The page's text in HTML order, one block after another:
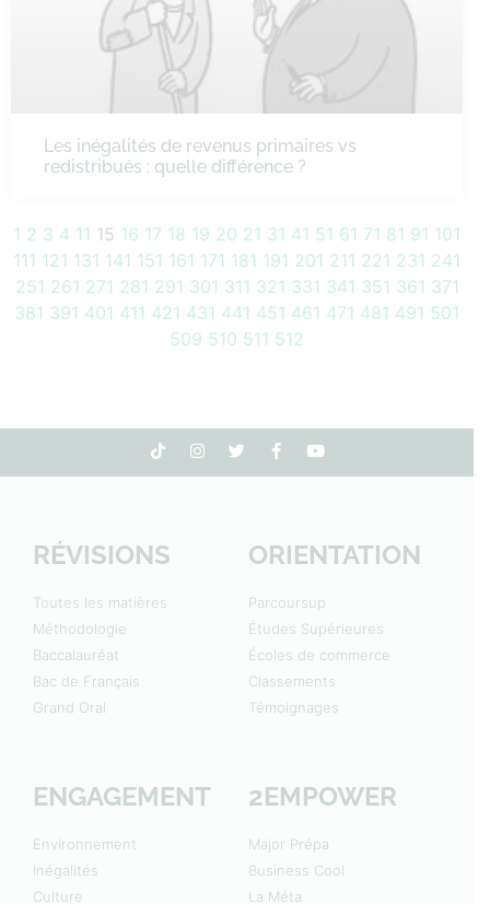
Les inégalités de revenus primaires vs
redistribués : quelle différence ?
1 2 3 4 11 15 16 17 18 19 20 21 31 41 51 61 71 81 91 101
111 121 131 141 151 161 171 181 191 201 211 221 231 241
251 261 271 281 291 301 311 321 331 341 351 361 371
381 391 401 411 421 431 441 451 461 471 481 491 501
509 510 511 512
RÉVISIONS
Toutes les matières
Méthodologie
Baccalauréat
Bac de Français
Grand Oral
ORIENTATION
Parcoursup
Études Supérieures
Écoles de commerce
Classements
Témoignages
ENGAGEMENT
Environnement
Inégalités
Culture
2EMPOWER
Major Prépa
Business Cool
La Méta